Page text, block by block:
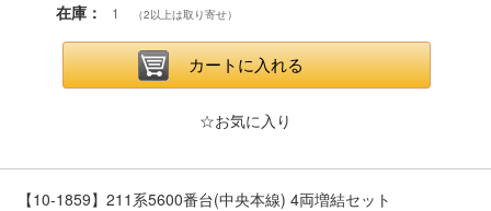
走行エリア別 鉄道模型車両リスト
関東
中部 関西
在庫：
1 （2以上は取り寄せ）
カートに入れる
☆お気に入り
【10-1859】211系5600番台(中央本線) 4両増結セット